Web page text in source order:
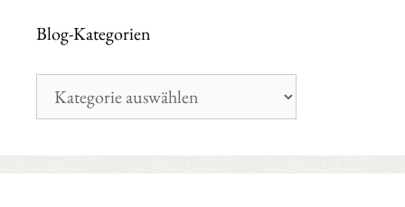
Blog-Kategorien
Kategorien